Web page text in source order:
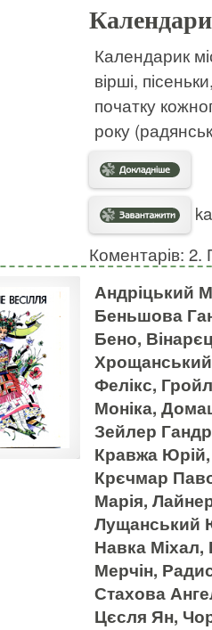
Календарик
вірші,
початку
року
Коментарів: 2.
Андріцький
Беньшова
Бено,
Фелікс,
Моніка,
Зейлер
Кравжа
Крєчмар
Марія,
Лущанський
Навка
Мерчін,
Стахова
Цєсля Ян,